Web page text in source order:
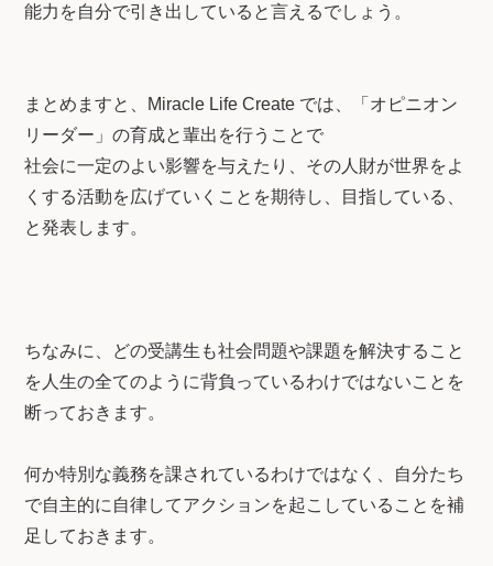
能力を自分で引き出していると言えるでしょう。
まとめますと、Miracle Life Create では、「オピニオン
リーダー」の育成と輩出を行うことで
社会に一定のよい影響を与えたり、その人財が世界をよ
くする活動を広げていくことを期待し、目指している、
と発表します。
ちなみに、どの受講生も社会問題や課題を解決すること
を人生の全てのように背負っているわけではないことを
断っておきます。
何か特別な義務を課されているわけではなく、自分たち
で自主的に自律してアクションを起こしていることを補
足しておきます。